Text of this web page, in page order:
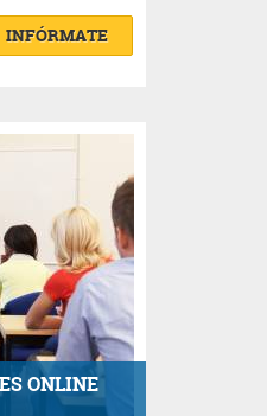
INFÓRMATE
ONLINE